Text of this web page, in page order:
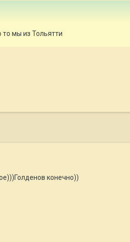
мы из Тольятти
конечно))